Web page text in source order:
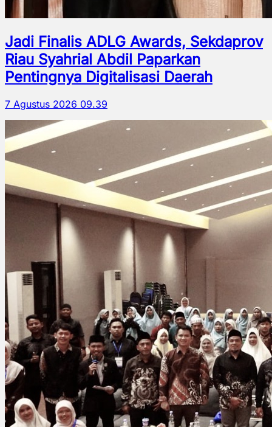
Jadi Finalis ADLG Awards, Sekdaprov
Riau Syahrial Abdil Paparkan
Pentingnya Digitalisasi Daerah
7 Agustus 2026 09.39